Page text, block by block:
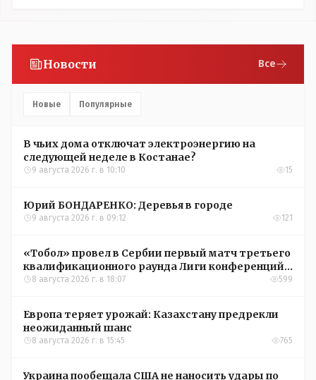
Новости Все
Новые Популярные
В чьих дома отключат электроэнергию на
следующей неделе в Костанае?
9 августа 2026 г. в 10:10 15
Юрий БОНДАРЕНКО: Деревья в городе
9 августа 2026 г. в 09:12 121
«Тобол» провел в Сербии первый матч третьего
квалификационного раунда Лиги конференций
УЕФА
8 августа 2026 г. в 18:07 599
Европа теряет урожай: Казахстану предрекли
неожиданный шанс
8 августа 2026 г. в 15:45 765
Украина пообещала США не наносить удары по